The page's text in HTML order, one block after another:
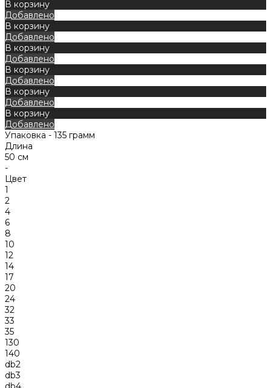
В корзину
Добавлено
В корзину
Добавлено
В корзину
Добавлено
В корзину
Добавлено
В корзину
Добавлено
В корзину
Добавлено
Упаковка - 135 грамм
Длина
50 см
-
Цвет
1
2
4
6
8
10
12
14
17
20
24
32
33
35
130
140
db2
db3